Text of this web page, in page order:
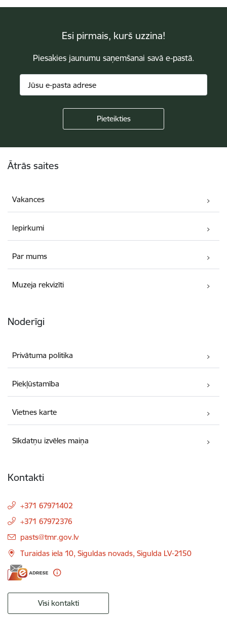
Esi pirmais, kurš uzzina!
Piesakies jaunumu saņemšanai savā e-pastā.
Ātrās saites
Vakances
Iepirkumi
Par mums
Muzeja rekvizīti
Noderīgi
Privātuma politika
Piekļūstamība
Vietnes karte
Sīkdatņu izvēles maiņa
Kontakti
+371 67971402
+371 67972376
E-pasts:
pasts@tmr.gov.lv
Turaidas iela 10, Siguldas novads, Sigulda LV-2150
Visi kontakti